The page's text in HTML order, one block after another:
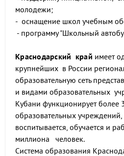
молодежи;
- оснащение школ учебным
- программу "Школьный
Краснодарский край имеет
крупнейших в России
образовательную сеть
и видами образовательных
Кубани функционирует более
образовательных
воспитывается, обучается и
миллиона человек.
Система образования